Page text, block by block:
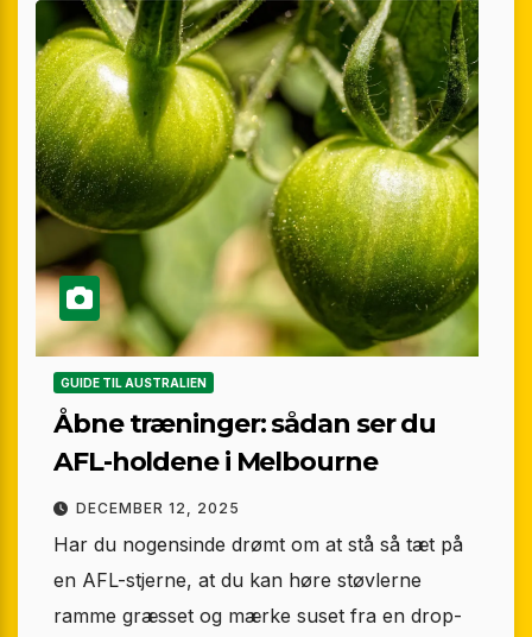
GUIDE TIL AUSTRALIEN
Åbne træninger: sådan ser du
AFL-holdene i Melbourne
DECEMBER 12, 2025
Har du nogensinde drømt om at stå så tæt på
en AFL-stjerne, at du kan høre støvlerne
ramme græsset og mærke suset fra en drop-